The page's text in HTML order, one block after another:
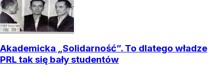
Akademicka „Solidarność”. To dlatego władze
PRL tak się bały studentów